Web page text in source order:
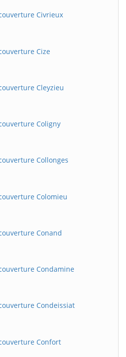
Civrieux
Cize
Cleyzieu
Coligny
Collonges
Colomieu
Conand
Condamine
Condeissiat
Confort